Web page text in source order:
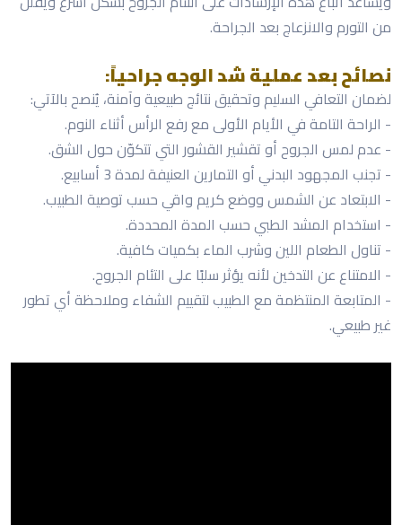
من التورم والانزعاج بعد الجراحة.
نصائح بعد عملية شد الوجه جراحياً:
لضمان التعافي السليم وتحقيق نتائج طبيعية وآمنة، يُنصح بالآتي:
- الراحة التامة في الأيام الأولى مع رفع الرأس أثناء النوم.
- عدم لمس الجروح أو تقشير القشور التي تتكوّن حول الشق.
- تجنب المجهود البدني أو التمارين العنيفة لمدة 3 أسابيع.
- الابتعاد عن الشمس ووضع كريم واقي حسب توصية الطبيب.
- استخدام المشد الطبي حسب المدة المحددة.
- تناول الطعام اللين وشرب الماء بكميات كافية.
- الامتناع عن التدخين لأنه يؤثر سلبًا على التئام الجروح.
- المتابعة المنتظمة مع الطبيب لتقييم الشفاء وملاحظة أي تطور
غير طبيعي.